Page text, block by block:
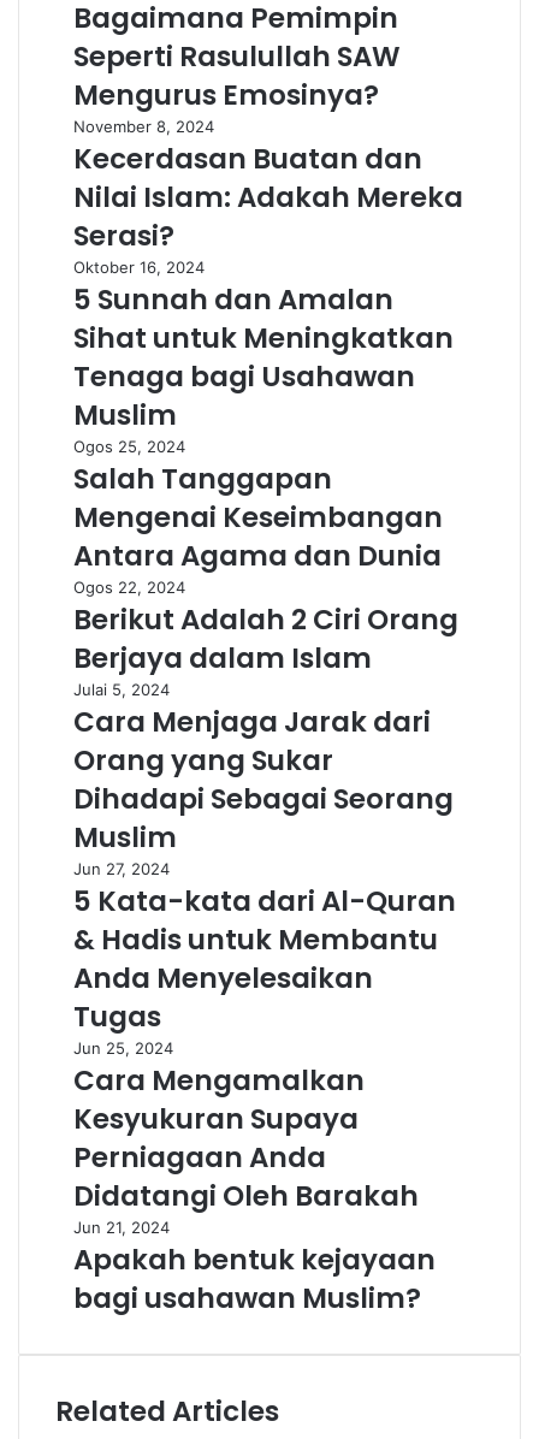
Bagaimana Pemimpin
Seperti Rasulullah SAW
Mengurus Emosinya?
November 8, 2024
Kecerdasan Buatan dan
Nilai Islam: Adakah Mereka
Serasi?
Oktober 16, 2024
5 Sunnah dan Amalan
Sihat untuk Meningkatkan
Tenaga bagi Usahawan
Muslim
Ogos 25, 2024
Salah Tanggapan
Mengenai Keseimbangan
Antara Agama dan Dunia
Ogos 22, 2024
Berikut Adalah 2 Ciri Orang
Berjaya dalam Islam
Julai 5, 2024
Cara Menjaga Jarak dari
Orang yang Sukar
Dihadapi Sebagai Seorang
Muslim
Jun 27, 2024
5 Kata-kata dari Al-Quran
& Hadis untuk Membantu
Anda Menyelesaikan
Tugas
Jun 25, 2024
Cara Mengamalkan
Kesyukuran Supaya
Perniagaan Anda
Didatangi Oleh Barakah
Jun 21, 2024
Apakah bentuk kejayaan
bagi usahawan Muslim?
Related Articles